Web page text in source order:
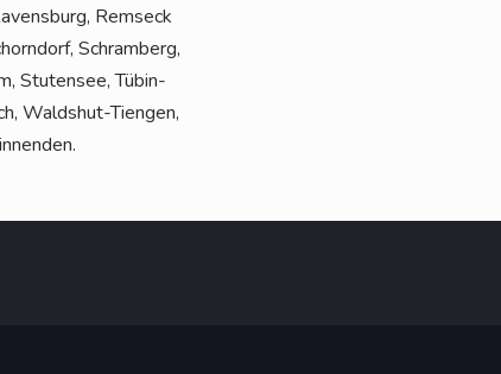
Rems­eck
Schram­berg,
Stu­ten­see, Tübin­
Walds­hut-Tien­gen,